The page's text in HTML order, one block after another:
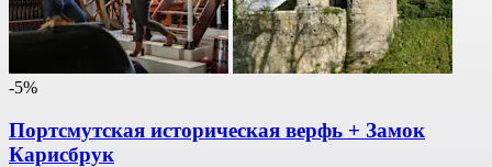
-5%
Портсмутская историческая верфь + Замок
Карисбрук